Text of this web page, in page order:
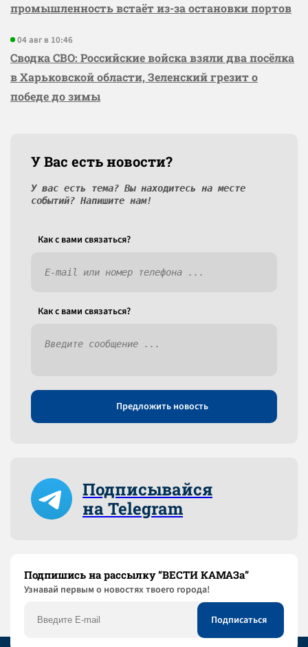
промышленность встаёт из-за остановки портов
04 авг в 10:46
Сводка СВО: Российские войска взяли два посёлка
в Харьковской области, Зеленский грезит о
победе до зимы
У Вас есть новости?
У вас есть тема? Вы находитесь на месте
событий? Напишите нам!
Как c вами связаться?
Как c вами связаться?
Предложить новость
Подписывайся
на Telegram
Подпишись на рассылку “ВЕСТИ КАМАЗа”
Узнaвай первым о новостях твоего города!